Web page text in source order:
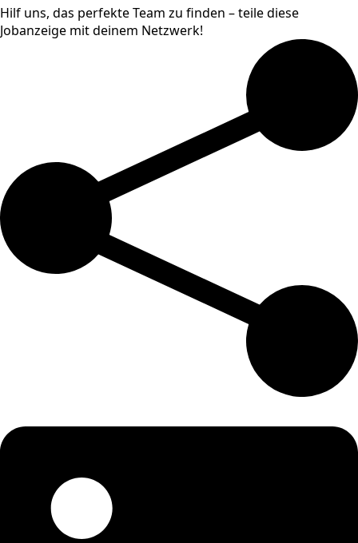
Hilf uns, das perfekte Team zu finden – teile diese
Jobanzeige mit deinem Netzwerk!